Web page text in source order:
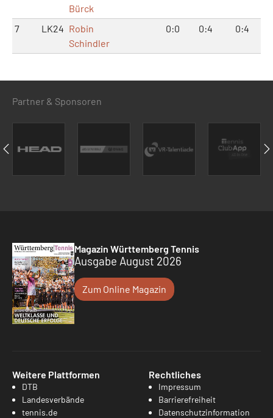
Bürck
7 LK24 Robin
Schindler
0:0 0:4 0:4
Partner & Sponsoren
Magazin Württemberg Tennis
Ausgabe August 2026
Zum Online Magazin
Weitere Plattformen
DTB
Landesverbände
tennis.de
Rechtliches
Impressum
Barrierefreiheit
Datenschutzinformation